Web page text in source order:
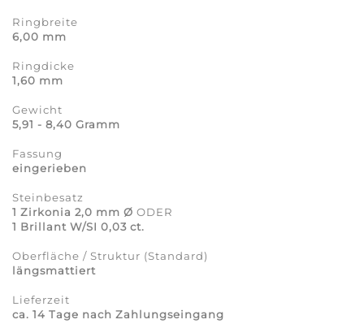
Ringbreite
6,00 mm
Ringdicke
1,60 mm
Gewicht
5,91 - 8,40 Gramm
Fassung
eingerieben
Steinbesatz
1 Zirkonia 2,0 mm Ø ODER
1 Brillant W/SI 0,03 ct.
Oberfläche / Struktur (Standard)
längsmattiert
Lieferzeit
ca. 14 Tage nach Zahlungseingang